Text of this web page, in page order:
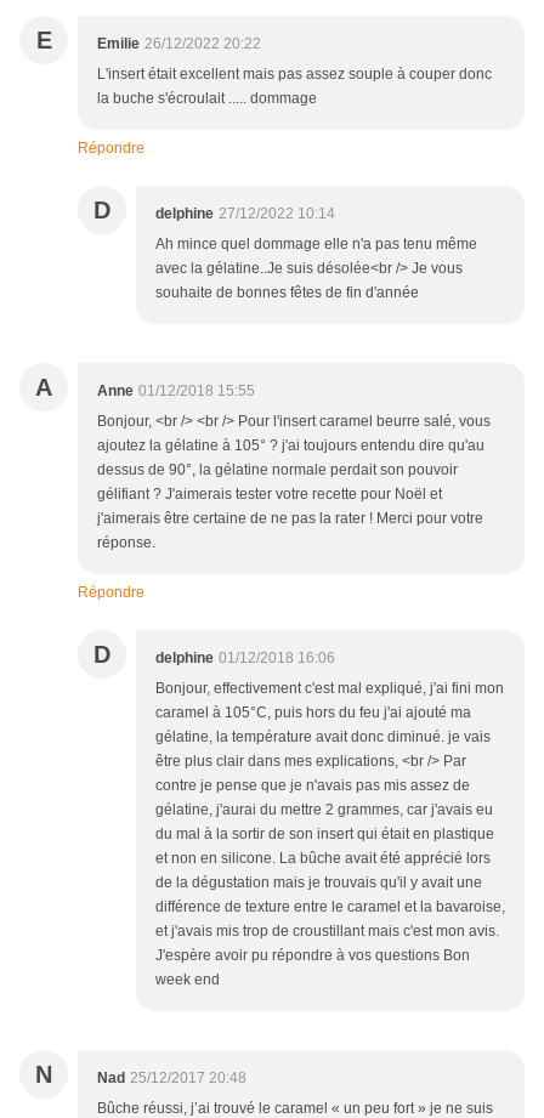
E Emilie 26/12/2022 20:22
L'insert était excellent mais pas assez souple à couper donc
la buche s'écroulait ..... dommage
Répondre
D delphine 27/12/2022 10:14
Ah mince quel dommage elle n'a pas tenu même
avec la gélatine..Je suis désolée<br /> Je vous
souhaite de bonnes fêtes de fin d'année
A Anne 01/12/2018 15:55
Bonjour, <br /> <br /> Pour l'insert caramel beurre salé, vous
ajoutez la gélatine à 105° ? j'ai toujours entendu dire qu'au
dessus de 90°, la gélatine normale perdait son pouvoir
gélifiant ? J'aimerais tester votre recette pour Noël et
j'aimerais être certaine de ne pas la rater ! Merci pour votre
réponse.
Répondre
D delphine 01/12/2018 16:06
Bonjour, effectivement c'est mal expliqué, j'ai fini mon
caramel à 105°C, puis hors du feu j'ai ajouté ma
gélatine, la température avait donc diminué. je vais
être plus clair dans mes explications, <br /> Par
contre je pense que je n'avais pas mis assez de
gélatine, j'aurai du mettre 2 grammes, car j'avais eu
du mal à la sortir de son insert qui était en plastique
et non en silicone. La bûche avait été apprécié lors
de la dégustation mais je trouvais qu'il y avait une
différence de texture entre le caramel et la bavaroise,
et j'avais mis trop de croustillant mais c'est mon avis.
J'espère avoir pu répondre à vos questions Bon
week end
N Nad 25/12/2017 20:48
Bûche réussi, j’ai trouvé le caramel « un peu fort » je ne suis